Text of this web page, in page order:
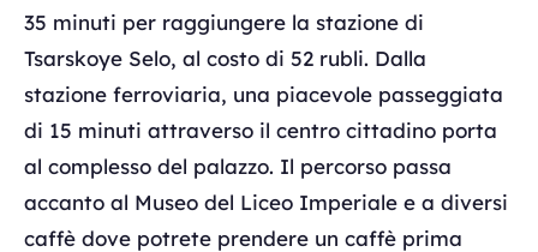
35 minuti per raggiungere la stazione di
Tsarskoye Selo, al costo di 52 rubli. Dalla
stazione ferroviaria, una piacevole passeggiata
di 15 minuti attraverso il centro cittadino porta
al complesso del palazzo. Il percorso passa
accanto al Museo del Liceo Imperiale e a diversi
caffè dove potrete prendere un caffè prima